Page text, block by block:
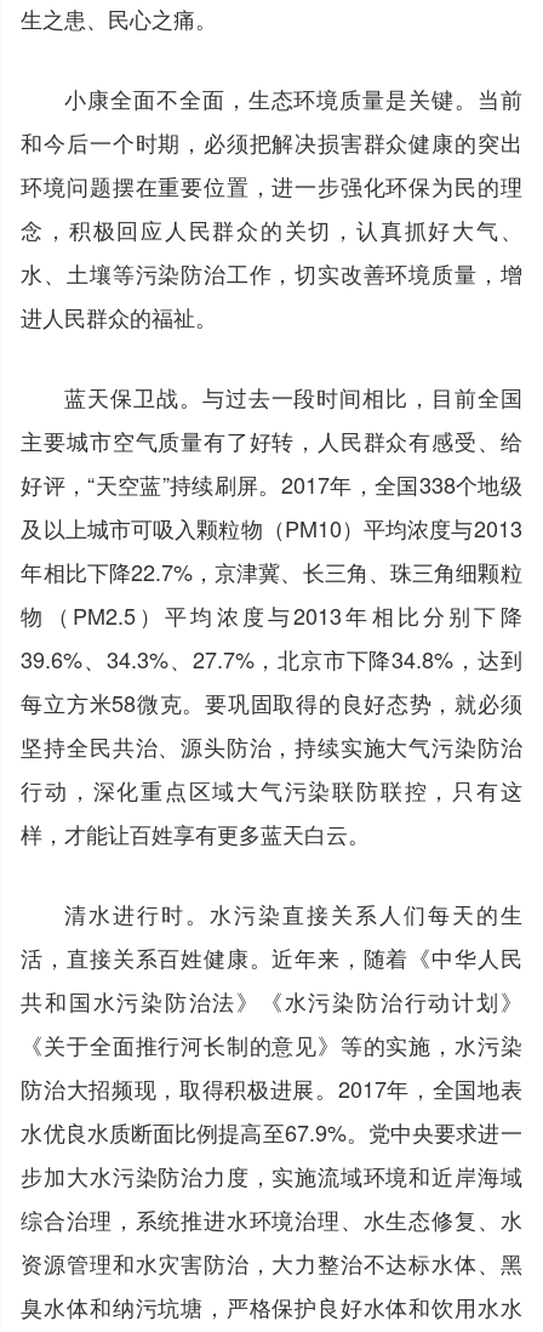
生之患、民心之痛。
小康全面不全面，生态环境质量是关键。当前
和今后一个时期，必须把解决损害群众健康的突出
环境问题摆在重要位置，进一步强化环保为民的理
念，积极回应人民群众的关切，认真抓好大气、
水、土壤等污染防治工作，切实改善环境质量，增
进人民群众的福祉。
蓝天保卫战。与过去一段时间相比，目前全国
主要城市空气质量有了好转，人民群众有感受、给
好评，“天空蓝”持续刷屏。2017年，全国338个地级
及以上城市可吸入颗粒物（PM10）平均浓度与2013
年相比下降22.7%，京津冀、长三角、珠三角细颗粒
物（PM2.5）平均浓度与2013年相比分别下降
39.6%、34.3%、27.7%，北京市下降34.8%，达到
每立方米58微克。要巩固取得的良好态势，就必须
坚持全民共治、源头防治，持续实施大气污染防治
行动，深化重点区域大气污染联防联控，只有这
样，才能让百姓享有更多蓝天白云。
清水进行时。水污染直接关系人们每天的生
活，直接关系百姓健康。近年来，随着《中华人民
共和国水污染防治法》《水污染防治行动计划》
《关于全面推行河长制的意见》等的实施，水污染
防治大招频现，取得积极进展。2017年，全国地表
水优良水质断面比例提高至67.9%。党中央要求进一
步加大水污染防治力度，实施流域环境和近岸海域
综合治理，系统推进水环境治理、水生态修复、水
资源管理和水灾害防治，大力整治不达标水体、黑
臭水体和纳污坑塘，严格保护良好水体和饮用水水